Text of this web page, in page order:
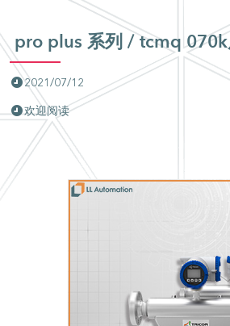
pro plus 系列 / tcmq 070k
2021/07/12
欢迎阅读